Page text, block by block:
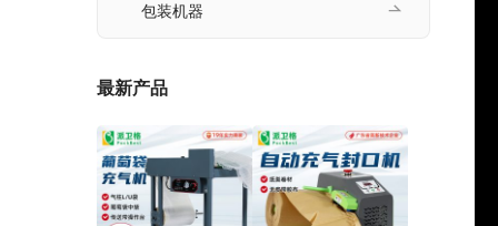
包装机器
最新产品